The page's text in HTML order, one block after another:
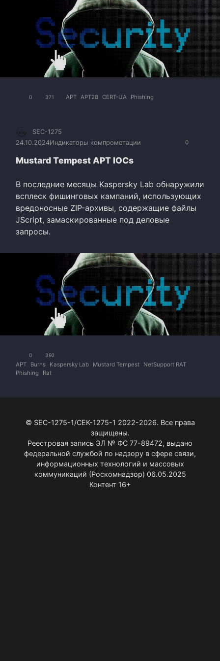
0 371 APT APT28 CERT-UA Phishing
0
SEC-1275
24.10.2024Индикаторы компрометации
Mustard Tempest APT IOCs
В последние месяцы Kaspersky Lab обнаружили
всплеск фишинговых кампаний, использующих
вредоносные ZIP-архивы, содержащие файлы
JScript, замаскированные под деловые
запросы.
0 392
APT Burns Kaspersky Lab Mustard Tempest
NetSupport RAT
Phishing
Rat
© SEC-1275-1/СЕК-1275-1 2022-2026. Все права
защищены.
Реестровая запись ЭЛ № ФС 77-89472, выдано
федеральной службой по надзору в сфере связи,
информационных технологий и массовых
коммуникаций (Роскомнадзор) 06.05.2025
Контент 16+